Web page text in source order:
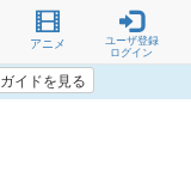
アニメ
ユーザ登録
ログイン
ガイドを見る